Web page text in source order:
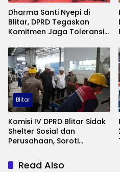
Dharma Santi Nyepi di
Blitar, DPRD Tegaskan
Komitmen Jaga Toleransi
Blitar
Komisi IV DPRD Blitar Sidak
Shelter Sosial dan
Perusahaan, Soroti
hingga Disabilitas
Read Also